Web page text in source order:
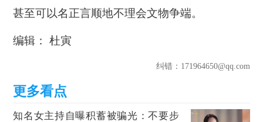
甚至可以名正言顺地不理会文物争端。
编辑： 杜寅
纠错：171964650@qq.com
知名女主持自曝积蓄被骗光：不要步